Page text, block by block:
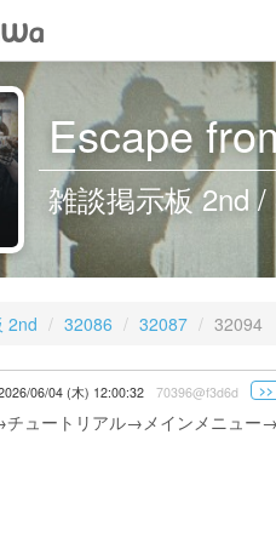
Escape
雑談掲示板 2nd /
2nd 32086 32087 32094
06/04 (木) 12:00:32 70396@f3d6d
ュートリアル→メインメニュー